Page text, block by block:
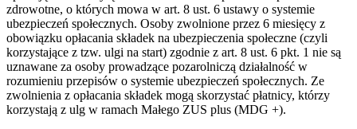
zdrowotne, o których mowa w art. 8 ust. 6 ustawy o systemie
ubezpieczeń społecznych. Osoby zwolnione przez 6 miesięcy z
obowiązku opłacania składek na ubezpieczenia społeczne (czyli
korzystające z tzw. ulgi na start) zgodnie z art. 8 ust. 6 pkt. 1 nie są
uznawane za osoby prowadzące pozarolniczą działalność w
rozumieniu przepisów o systemie ubezpieczeń społecznych. Ze
zwolnienia z opłacania składek mogą skorzystać płatnicy, którzy
korzystają z ulg w ramach Małego ZUS plus (MDG +).